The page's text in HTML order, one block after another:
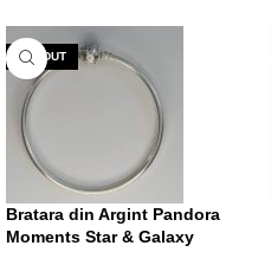
VÂNDUT
Bratara din Argint Pandora
Moments Star & Galaxy